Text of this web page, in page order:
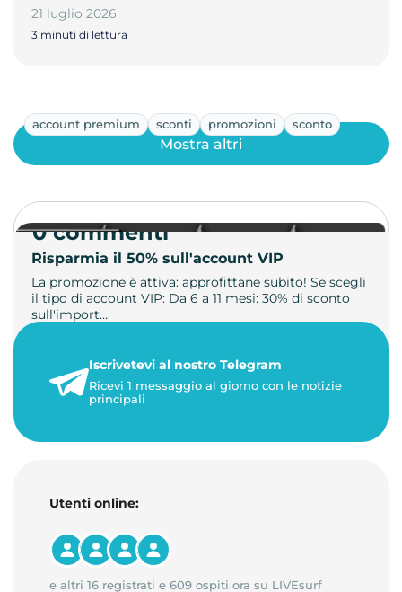
21 luglio 2026
3 minuti di lettura
account premium sconti promozioni sconto
Risparmia il 50% sull'account VIP
La promozione è attiva: approfittane subito! Se scegli
il tipo di account VIP: Da 6 a 11 mesi: 30% di sconto
sull'import…
1 minuto di lettura
Mostra altri
0 commenti
Iscrivetevi al nostro Telegram
Ricevi 1 messaggio al giorno con le notizie
principali
Utenti online:
e altri 16 registrati e 609 ospiti ora su LIVEsurf